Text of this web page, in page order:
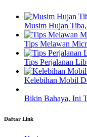
Musim Hujan
Tips Melawan
Tips Perjalanan
Kelebihan Mobil
Bikin Bahaya, Ini
Daftar Link